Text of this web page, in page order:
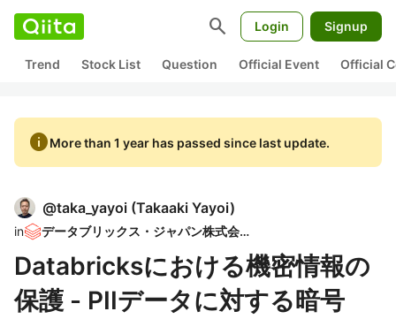
search Login Signup
Trend Stock List Question Official Event Official
infoMore than 1 year has passed since last update.
@taka_yayoi (Takaaki Yayoi)
in データブリックス・ジャパン株式会社
Databricksにおける機密情報の
保護 - PIIデータに対する暗号